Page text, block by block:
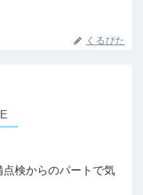
くるぴた
点検からのパートで気